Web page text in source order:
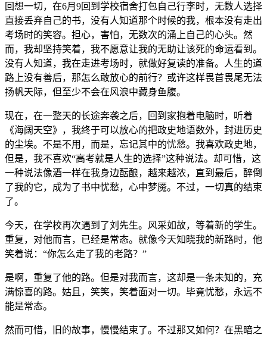
回想一切，在6月9回到学校宿舍打包自己行李时，无数人选择
直接丢弃自己的书，没有人知道那个时候的我，根本没有走出
考场时的笑容。担心，害怕，无数次的涌上自己的心头。然
而，我却坚持笑着，我不愿意让我的无助让该死的命运看到。
没有人知道，我在走进考场时，就做好复读的准备。人生的道
路上没有善后，那怎么敢放心的前行？或许这样畏首畏尾无法
扬帆天际，但至少不会在风浪中藏身鱼腹。
现在，在一整天的长途奔袭之后，回到家抱着电脑时，听着
《海阔天空》，我终于可以放心的把政史地语数外，封进历史
的尘埃。不是不用，而是，忘记其中的忧愁。我喜欢政史地，
但是，我不喜欢“高考就是人生的选择”这种说法。却可惜，这
一种说法像酒一样在我身边酝酿，越来越浓，直到最后，醉倒
了我的它，成为了书中忧愁，心中梦魇。不过，一切真的结束
了。
今天，在学校再次遇到了刘先生。风采如故，等着新的学生。
重复，对他而言，已经是常态。就像今天知晓我的新路时，他
笑着说：“你怎么走了我的老路？”
是啊，重复了他的路。但是对我而言，这却是一条未知的，充
满惊喜的路。姑且，笑笑，笑着面对一切。毕竟忧愁，永远不
能是常态。
然而可惜，旧的故事，慢慢结束了。不过那又如何？在黑暗之